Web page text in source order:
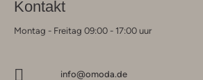
Kontakt
Montag - Freitag 09:00 - 17:00 uur
info@omoda.de